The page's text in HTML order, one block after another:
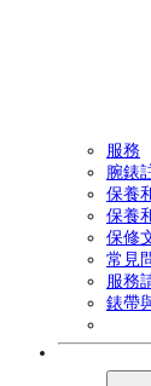
服務
腕錶
保養
保養
保修
常見
服務
錶帶